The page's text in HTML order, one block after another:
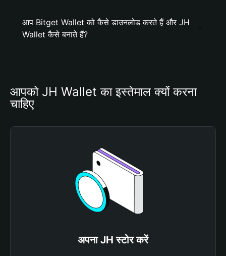
आप Bitget Wallet को कैसे डाउनलोड करते हैं और JH
Wallet कैसे बनाते हैं?
आपको JH Wallet का इस्तेमाल क्यों करना
चाहिए
अपना JH स्टोर करें